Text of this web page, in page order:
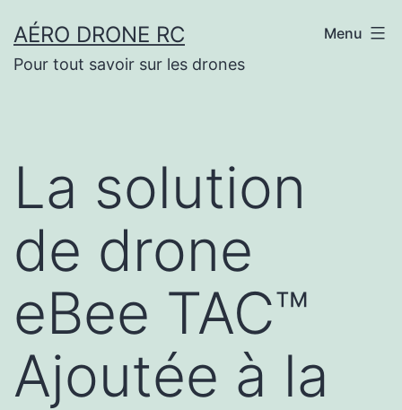
au
contenu
AÉRO DRONE RC
Pour tout savoir sur les drones
Menu
La solution
de drone
eBee TAC™
Ajoutée à la